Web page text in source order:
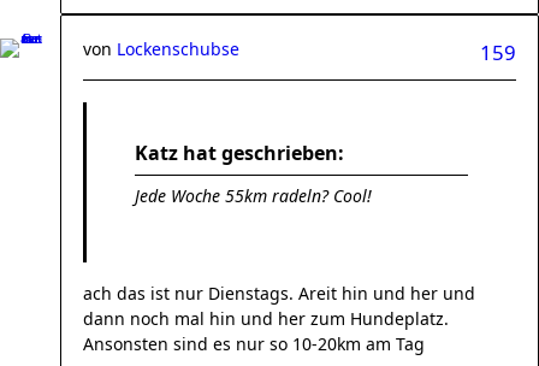
159
von Lockenschubse
Katz hat geschrieben:
Jede Woche 55km radeln? Cool!
ach das ist nur Dienstags. Areit hin und her und
dann noch mal hin und her zum Hundeplatz.
Ansonsten sind es nur so 10-20km am Tag